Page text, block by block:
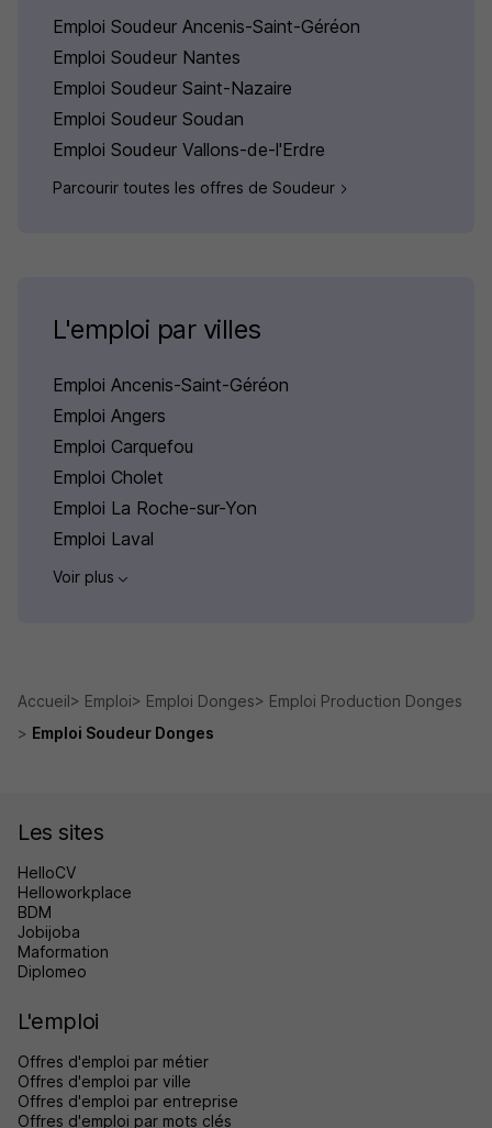
Emploi Soudeur Ancenis-Saint-Géréon
Emploi Soudeur Nantes
Emploi Soudeur Saint-Nazaire
Emploi Soudeur Soudan
Emploi Soudeur Vallons-de-l'Erdre
Parcourir toutes les offres de Soudeur
L'emploi par villes
Emploi Ancenis-Saint-Géréon
Emploi Angers
Emploi Carquefou
Emploi Cholet
Emploi La Roche-sur-Yon
Emploi Laval
Voir plus
Accueil Emploi Emploi Donges
Emploi Production Donges
Emploi Soudeur Donges
Les sites
HelloCV
Helloworkplace
BDM
Jobijoba
Maformation
Diplomeo
L'emploi
Offres d'emploi par métier
Offres d'emploi par ville
Offres d'emploi par entreprise
Offres d'emploi par mots clés